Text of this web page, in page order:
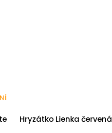
Hryzátko Lienka červená